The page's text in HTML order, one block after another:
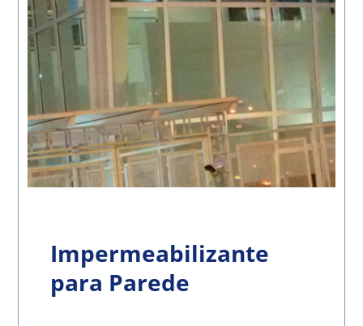
Impermeabilizante
para Parede